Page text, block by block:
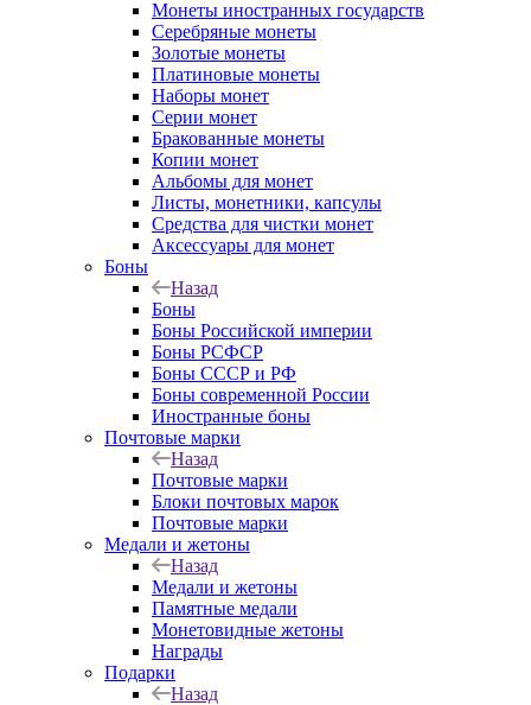
Монеты иностранных государств
Серебряные монеты
Золотые монеты
Платиновые монеты
Наборы монет
Серии монет
Бракованные монеты
Копии монет
Альбомы для монет
Листы, монетники, капсулы
Средства для чистки монет
Аксессуары для монет
Боны
Назад
Боны
Боны Российской империи
Боны РСФСР
Боны СССР и РФ
Боны современной России
Иностранные боны
Почтовые марки
Назад
Почтовые марки
Блоки почтовых марок
Почтовые марки
Медали и жетоны
Назад
Медали и жетоны
Памятные медали
Монетовидные жетоны
Награды
Подарки
Назад